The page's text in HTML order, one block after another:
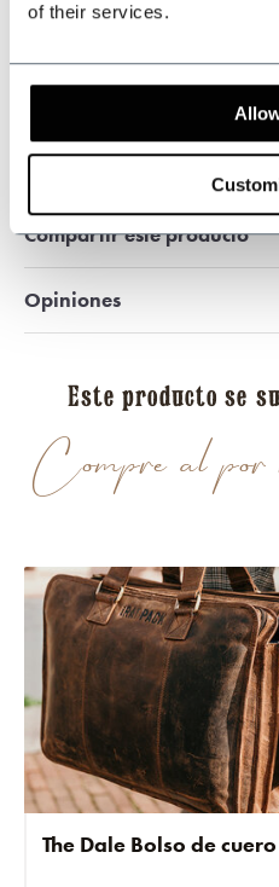
of their services.
customers give us a
Compartir este producto
Opiniones
Compre al por
Este producto se
The Dale Bolso de